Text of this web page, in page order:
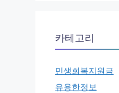
카테고리
민생회복지원금
유용한정보